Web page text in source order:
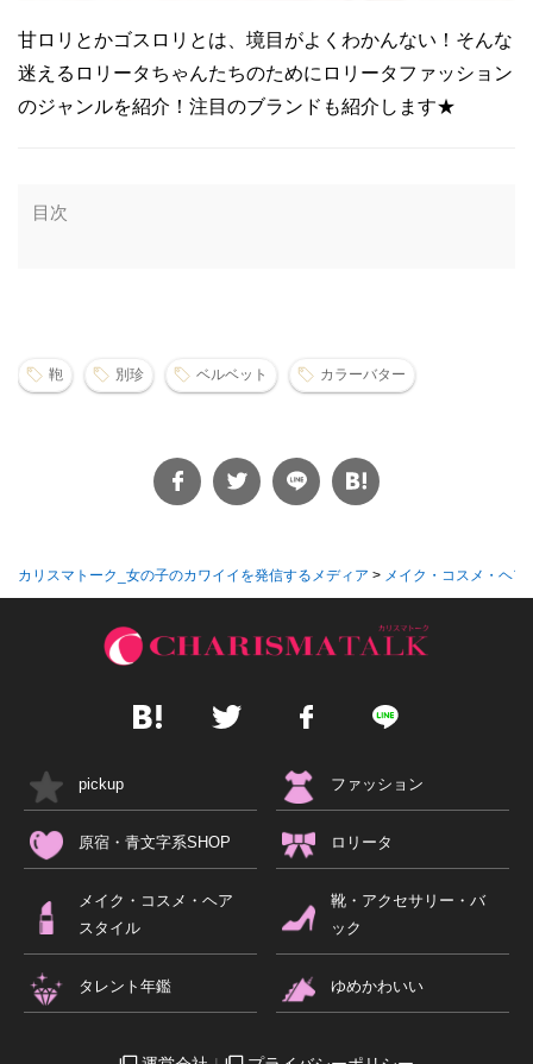
甘ロリとかゴスロリとは、境目がよくわかんない！そんな
迷えるロリータちゃんたちのためにロリータファッション
のジャンルを紹介！注目のブランドも紹介します★
目次
鞄 別珍 ベルベット カラーバター
カリスマトーク_女の子のカワイイを発信するメディア > メイク・コスメ・ヘア
pickup ファッション
原宿・青文字系SHOP ロリータ
メイク・コスメ・ヘア
スタイル
靴・アクセサリー・バ
ック
タレント年鑑 ゆめかわいい